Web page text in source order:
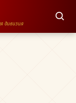
дивизия